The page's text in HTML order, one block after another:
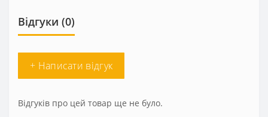
Відгуки (0)
+ Написати відгук
Відгуків про цей товар ще не було.